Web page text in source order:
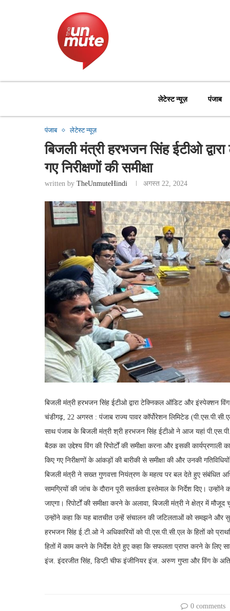
लेटेस्ट न्यूज़ पंजाब
पंजाब लेटेस्ट न्यूज़
बिजली मंत्री हरभजन सिंह ईटीओ
गए निरीक्षणों की समीक्षा
written by TheUnmuteHindi अगस्त 22, 2024
बिजली मंत्री हरभजन सिंह ईटीओ द्वारा टेक्निकल ऑडिट और इंस्पेक्शन विंग
चंडीगढ़, 22 अगस्त : पंजाब राज्य पावर कॉर्पोरेशन लिमिटेड
साथ पंजाब के बिजली मंत्री श्री हरभजन सिंह ईटीओ ने आज यहां
बैठक का उद्देश्य विंग की रिपोर्टों की समीक्षा करना और इसकी
किए गए निरीक्षणों के आंकड़ों की बारीकी से समीक्षा की और उनकी
बिजली मंत्री ने सख्त गुणवत्ता नियंत्रण के महत्व पर बल देते हुए संबंधित
सामग्रियों की जांच के दौरान पूरी सतर्कता इस्तेमाल के निर्देश दिए। उन्होंने
जाएगा। रिपोर्टों की समीक्षा करने के अलावा, बिजली मंत्री ने क्षेत्र में
उन्होंने कहा कि यह बातचीत उन्हें संचालन की जटिलताओं को समझने और
हरभजन सिंह ई.टी.ओ ने अधिकारियों को पी.एस.पी.सी.एल के हितों को
हितों में काम करने के निर्देश देते हुए कहा कि सफलता प्राप्त करने के लिए
इंज. इंदरजीत सिंह, डिप्टी चीफ इंजीनियर इंज. अरुण गुप्ता और विंग के
0 comments